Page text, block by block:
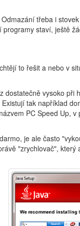
třeba i
staví, ještě
to řešit a nebo v
dostatečně vysoko při
tak například
PC Speed Up,
je ale často
"zrychlovač", který